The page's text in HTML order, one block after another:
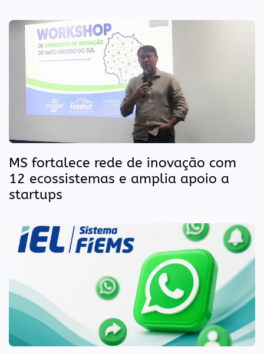
MS fortalece rede de inovação com
12 ecossistemas e amplia apoio a
startups